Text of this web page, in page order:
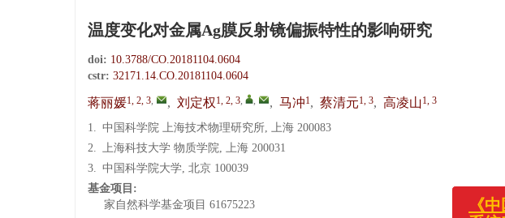
温度变化对金属Ag膜反射镜偏振特性的影响研究
doi: 10.3788/CO.20181104.0604
cstr: 32171.14.CO.20181104.0604
蒋丽媛1, 2, 3, , 刘定权1, 2, 3, , , 马冲1, 蔡清元1, 3, 高凌山1, 3
1. 中国科学院 上海技术物理研究所, 上海 200083
2. 上海科技大学 物质学院, 上海 200031
3. 中国科学院大学, 北京 100039
基金项目:
家自然科学基金项目 61675223